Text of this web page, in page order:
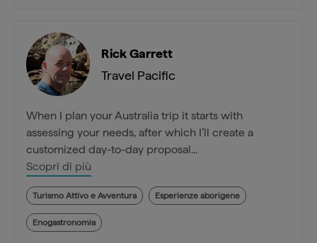
Rick Garrett
Travel Pacific
When I plan your Australia trip it starts with
assessing your needs, after which I’ll create a
customized day-to-day proposal...
Scopri di più
Turismo Attivo e Avventura Esperienze aborigene
Enogastronomia